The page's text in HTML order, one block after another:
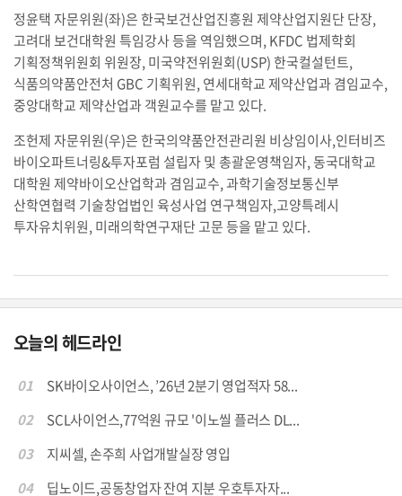
정윤택 자문위원(좌)은 한국보건산업진흥원 제약산업지원단 단장,
고려대 보건대학원 특임강사 등을 역임했으며, KFDC 법제학회
기획정책위원회 위원장, 미국약전위원회(USP) 한국컬설턴트,
식품의약품안전처 GBC 기획위원, 연세대학교 제약산업과 겸임교수,
중앙대학교 제약산업과 객원교수를 맡고 있다.
조헌제 자문위원(우)은 한국의약품안전관리원 비상임이사,인터비즈
바이오파트너링&투자포럼 설립자 및 총괄운영책임자, 동국대학교
대학원 제약바이오산업학과 겸임교수, 과학기술정보통신부
산학연협력 기술창업법인 육성사업 연구책임자,고양특례시
투자유치위원, 미래의학연구재단 고문 등을 맡고 있다.
오늘의 헤드라인
01
SK바이오사이언스, ’26년 2분기 영업적자 58...
02
SCL사이언스,77억원 규모 '이노씰 플러스 DL...
03
지씨셀, 손주희 사업개발실장 영입
04
딥노이드,공동창업자 잔여 지분 우호투자자...